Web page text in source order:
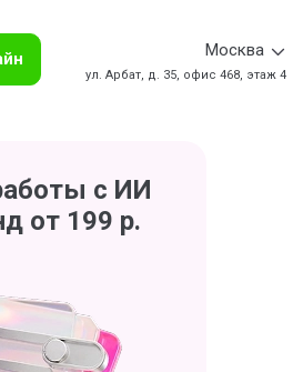
Москва
ул. Арбат, д. 35, офис 468, этаж 4
с ИИ
от 199 р.